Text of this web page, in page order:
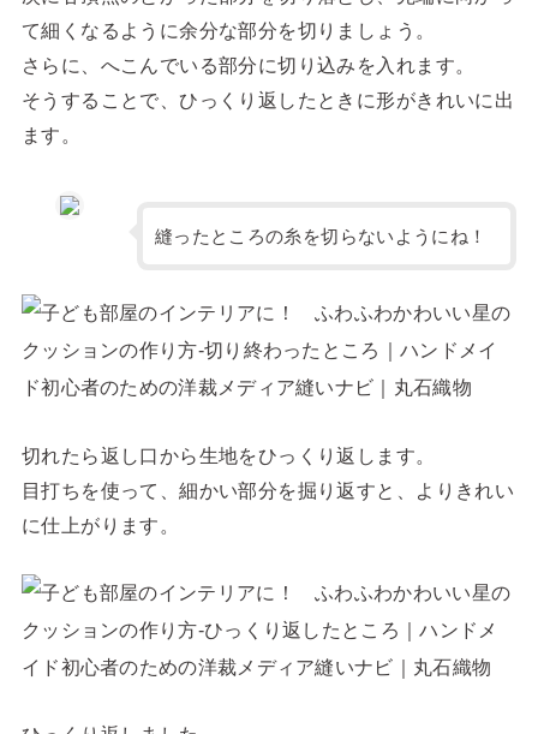
て細くなるように余分な部分を切りましょう。
さらに、へこんでいる部分に切り込みを入れます。
そうすることで、ひっくり返したときに形がきれいに出
ます。
縫ったところの糸を切らないようにね！
切れたら返し口から生地をひっくり返します。
目打ちを使って、細かい部分を掘り返すと、よりきれい
に仕上がります。